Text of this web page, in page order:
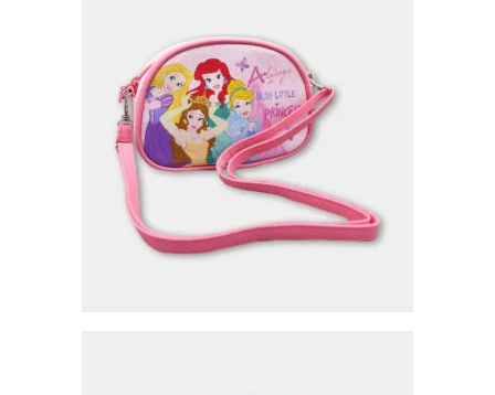
era:
11,95€.
es:
9,00€.